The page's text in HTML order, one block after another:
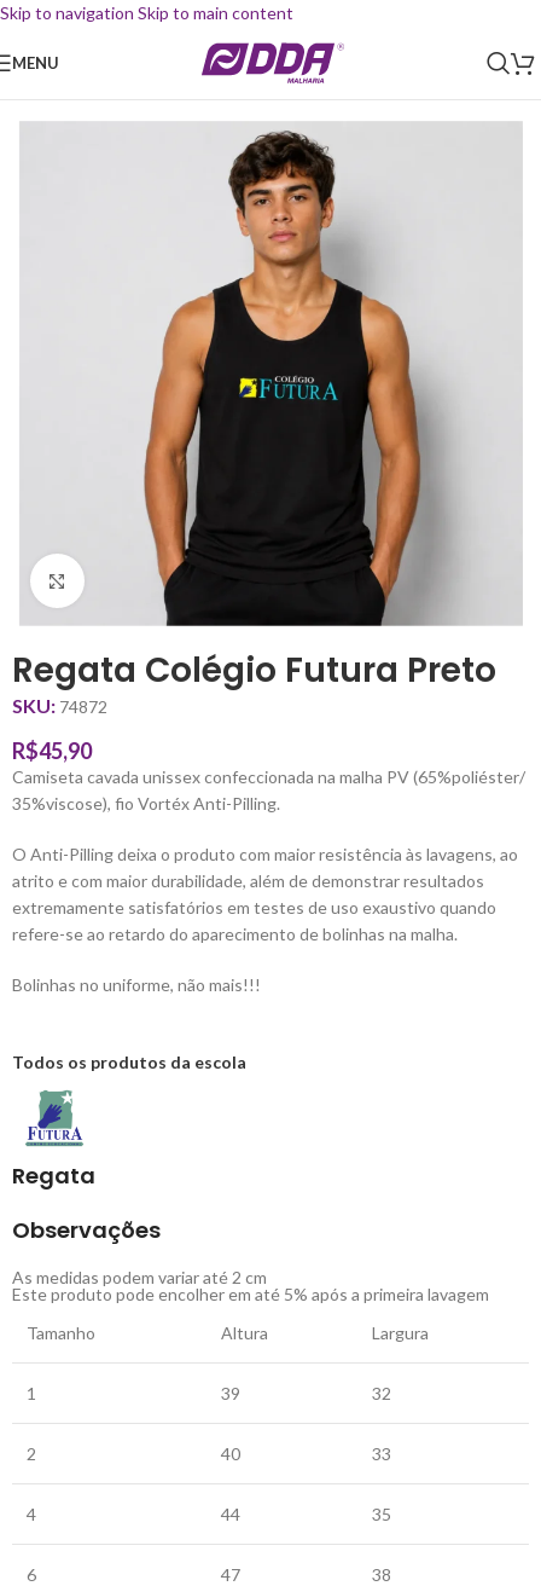
Skip to navigation Skip to main content
MENU
Regata
Clique para ampliar
Regata Colégio Futura Preto
SKU: 74872
R$45,90
Camiseta cavada unissex confeccionada na malha PV (65%poliéster/
35%viscose), fio Vortéx Anti-Pilling.
O Anti-Pilling deixa o produto com maior resistência às lavagens, ao
atrito e com maior durabilidade, além de demonstrar resultados
extremamente satisfatórios em testes de uso exaustivo quando
refere-se ao retardo do aparecimento de bolinhas na malha.
Bolinhas no uniforme, não mais!!!
Todos os produtos da escola
Regata
Observações
As medidas podem variar até 2 cm
Este produto pode encolher em até 5% após a primeira lavagem
Tamanho
Altura Largura
1 39 32
2 40 33
4 44 35
6 47 38